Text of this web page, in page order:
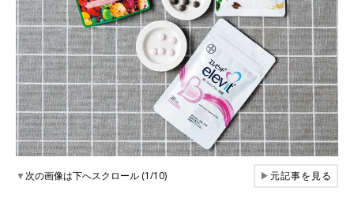
▼次の画像は下へスクロール (1/10) ▶元記事を見る